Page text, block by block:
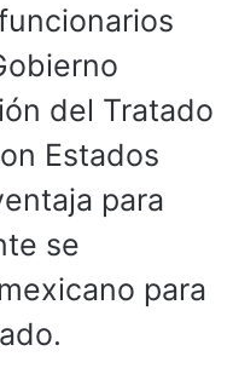
del Tratado
Estados
para
se
para